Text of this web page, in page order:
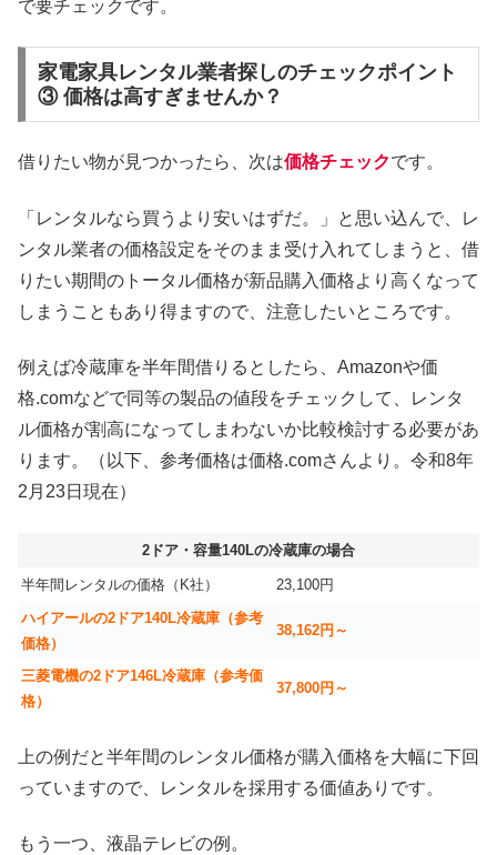
で要チェックです。
家電家具レンタル業者探しのチェックポイント
③ 価格は高すぎませんか？
借りたい物が見つかったら、次は価格チェックです。
「レンタルなら買うより安いはずだ。」と思い込んで、レ
ンタル業者の価格設定をそのまま受け入れてしまうと、借
りたい期間のトータル価格が新品購入価格より高くなって
しまうこともあり得ますので、注意したいところです。
例えば冷蔵庫を半年間借りるとしたら、Amazonや価
格.comなどで同等の製品の値段をチェックして、レンタ
ル価格が割高になってしまわないか比較検討する必要があ
ります。（以下、参考価格は価格.comさんより。令和8年
2月23日現在）
2ドア・容量140Lの冷蔵庫の場合
半年間レンタルの価格（K社）
23,100円
ハイアールの2ドア140L冷蔵庫（参考
価格）
38,162円～
三菱電機の2ドア146L冷蔵庫（参考価
格）
37,800円～
上の例だと半年間のレンタル価格が購入価格を大幅に下回
っていますので、レンタルを採用する価値ありです。
もう一つ、液晶テレビの例。